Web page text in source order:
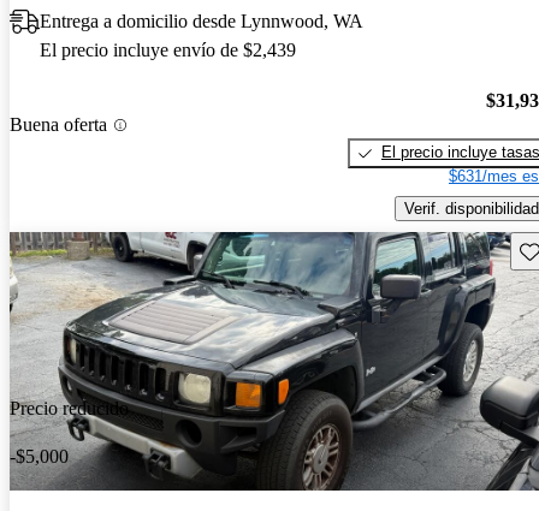
Entrega a domicilio desde Lynnwood, WA
El precio incluye envío de $2,439
Buena oferta
El precio incluye tasas
$631/mes
Verif. disponibilidad
Precio reducido
-$5,000